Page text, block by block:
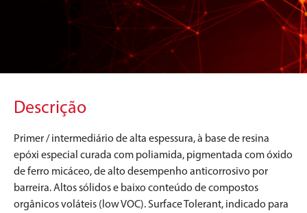
Descrição
Primer / intermediário de alta espessura, à base de resina
epóxi especial curada com poliamida, pigmentada com óxido
de ferro micáceo, de alto desempenho anticorrosivo por
barreira. Altos sólidos e baixo conteúdo de compostos
orgânicos voláteis (low VOC). Surface Tolerant, indicado para